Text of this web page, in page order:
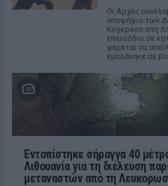
Οι Αρχές
υποψήφιο των
Κογκρέσο στη
επεισόδιο σε
φέρεται να
εμπλάκηκε σε
Εντοπίστηκε σήραγγα 40
Λιθουανία για τη διέλευση
μεταναστών από τη